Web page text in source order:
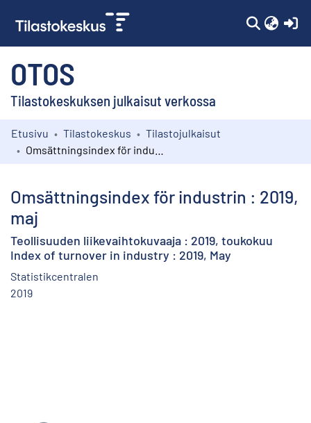
OTOS
Tilastokeskuksen julkaisut verkossa
Kokoelmat
Etusivu Tilastokeskus
Tilastojulkaisut
Omsättningsindex för industrin : 2019,
maj
Teollisuuden liikevaihtokuvaaja : 2019, toukokuu
Index of turnover in industry : 2019, May
Statistikcentralen
2019